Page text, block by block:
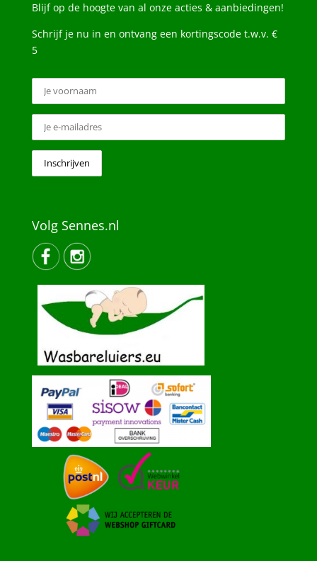
Blijf op de hoogte van al onze acties & aanbiedingen!
Schrijf je nu in en ontvang een kortingscode t.w.v. €
5
Volg Sennes.nl